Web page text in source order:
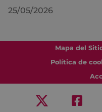
25/05/2026
Mapa del
Política de